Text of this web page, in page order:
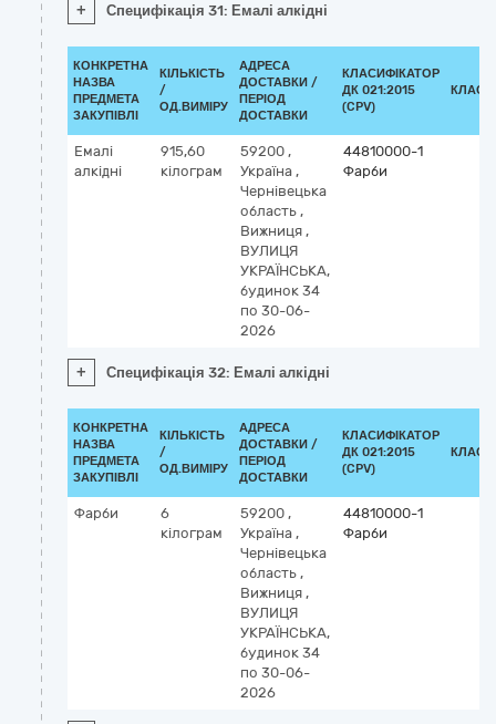
+ Специфікація 31: Емалі алкідні
КОНКРЕТНА
НАЗВА
ПРЕДМЕТА
ЗАКУПІВЛІ
КІЛЬКІСТЬ
/
ОД.ВИМІРУ
АДРЕСА
ДОСТАВКИ /
ПЕРІОД
ДОСТАВКИ
КЛАСИФІКАТОР
ДК 021:2015
(CPV)
Емалі
алкідні
915,60
кілограм
59200 ,
Україна ,
Чернівецька
область ,
Вижниця ,
ВУЛИЦЯ
УКРАЇНСЬКА,
будинок 34
по 30-06-
2026
44810000-1
Фарби
+ Специфікація 32: Емалі алкідні
КОНКРЕТНА
НАЗВА
ПРЕДМЕТА
ЗАКУПІВЛІ
КІЛЬКІСТЬ
/
ОД.ВИМІРУ
АДРЕСА
ДОСТАВКИ /
ПЕРІОД
ДОСТАВКИ
КЛАСИФІКАТОР
ДК 021:2015
(CPV)
Фарби
6
кілограм
59200 ,
Україна ,
Чернівецька
область ,
Вижниця ,
ВУЛИЦЯ
УКРАЇНСЬКА,
будинок 34
по 30-06-
2026
44810000-1
Фарби